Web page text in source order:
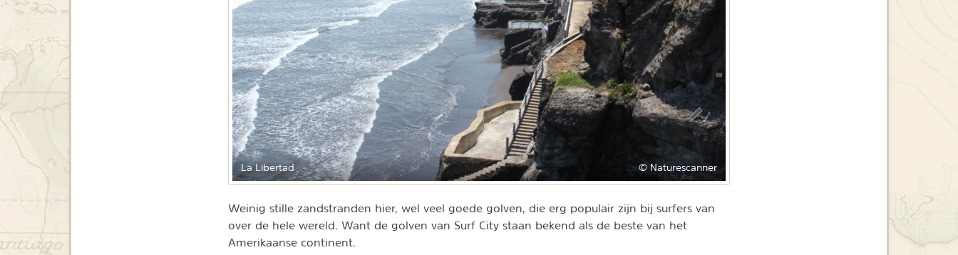
La Libertad © Naturescanner
Weinig stille zandstranden hier, wel veel goede golven, die erg populair zijn bij surfers van
over de hele wereld. Want de golven van Surf City staan bekend als de beste van het
Amerikaanse continent.